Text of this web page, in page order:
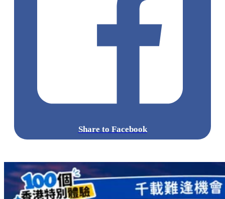
Share to Facebook